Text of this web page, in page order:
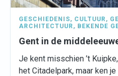
GESCHIEDENIS, CULTUUR ,
ARCHITECTUUR , BEKENDE
Gent in de
Je kent misschien ’t
het Citadelpark, maar ken